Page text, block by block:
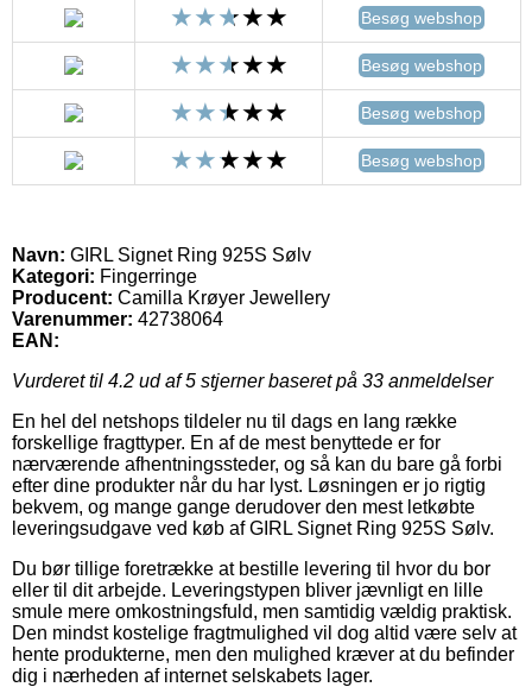
Besøg webshop
Besøg webshop
Besøg webshop
Besøg webshop
Navn: GIRL Signet Ring 925S Sølv
Kategori: Fingerringe
Producent: Camilla Krøyer Jewellery
Varenummer: 42738064
EAN:
Vurderet til 4.2 ud af 5 stjerner baseret på 33 anmeldelser
En hel del netshops tildeler nu til dags en lang række
forskellige fragttyper. En af de mest benyttede er for
nærværende afhentningssteder, og så kan du bare gå forbi
efter dine produkter når du har lyst. Løsningen er jo rigtig
bekvem, og mange gange derudover den mest letkøbte
leveringsudgave ved køb af GIRL Signet Ring 925S Sølv.
Du bør tillige foretrække at bestille levering til hvor du bor
eller til dit arbejde. Leveringstypen bliver jævnligt en lille
smule mere omkostningsfuld, men samtidig vældig praktisk.
Den mindst kostelige fragtmulighed vil dog altid være selv at
hente produkterne, men den mulighed kræver at du befinder
dig i nærheden af internet selskabets lager.